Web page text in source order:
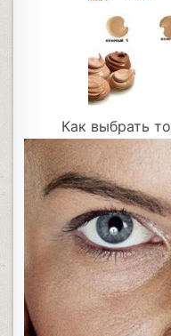
Как выбрать